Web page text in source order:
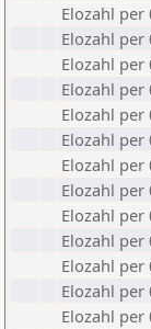
Elozahl per
Elozahl per
Elozahl per
Elozahl per
Elozahl per
Elozahl per
Elozahl per
Elozahl per
Elozahl per
Elozahl per
Elozahl per
Elozahl per
Elozahl per